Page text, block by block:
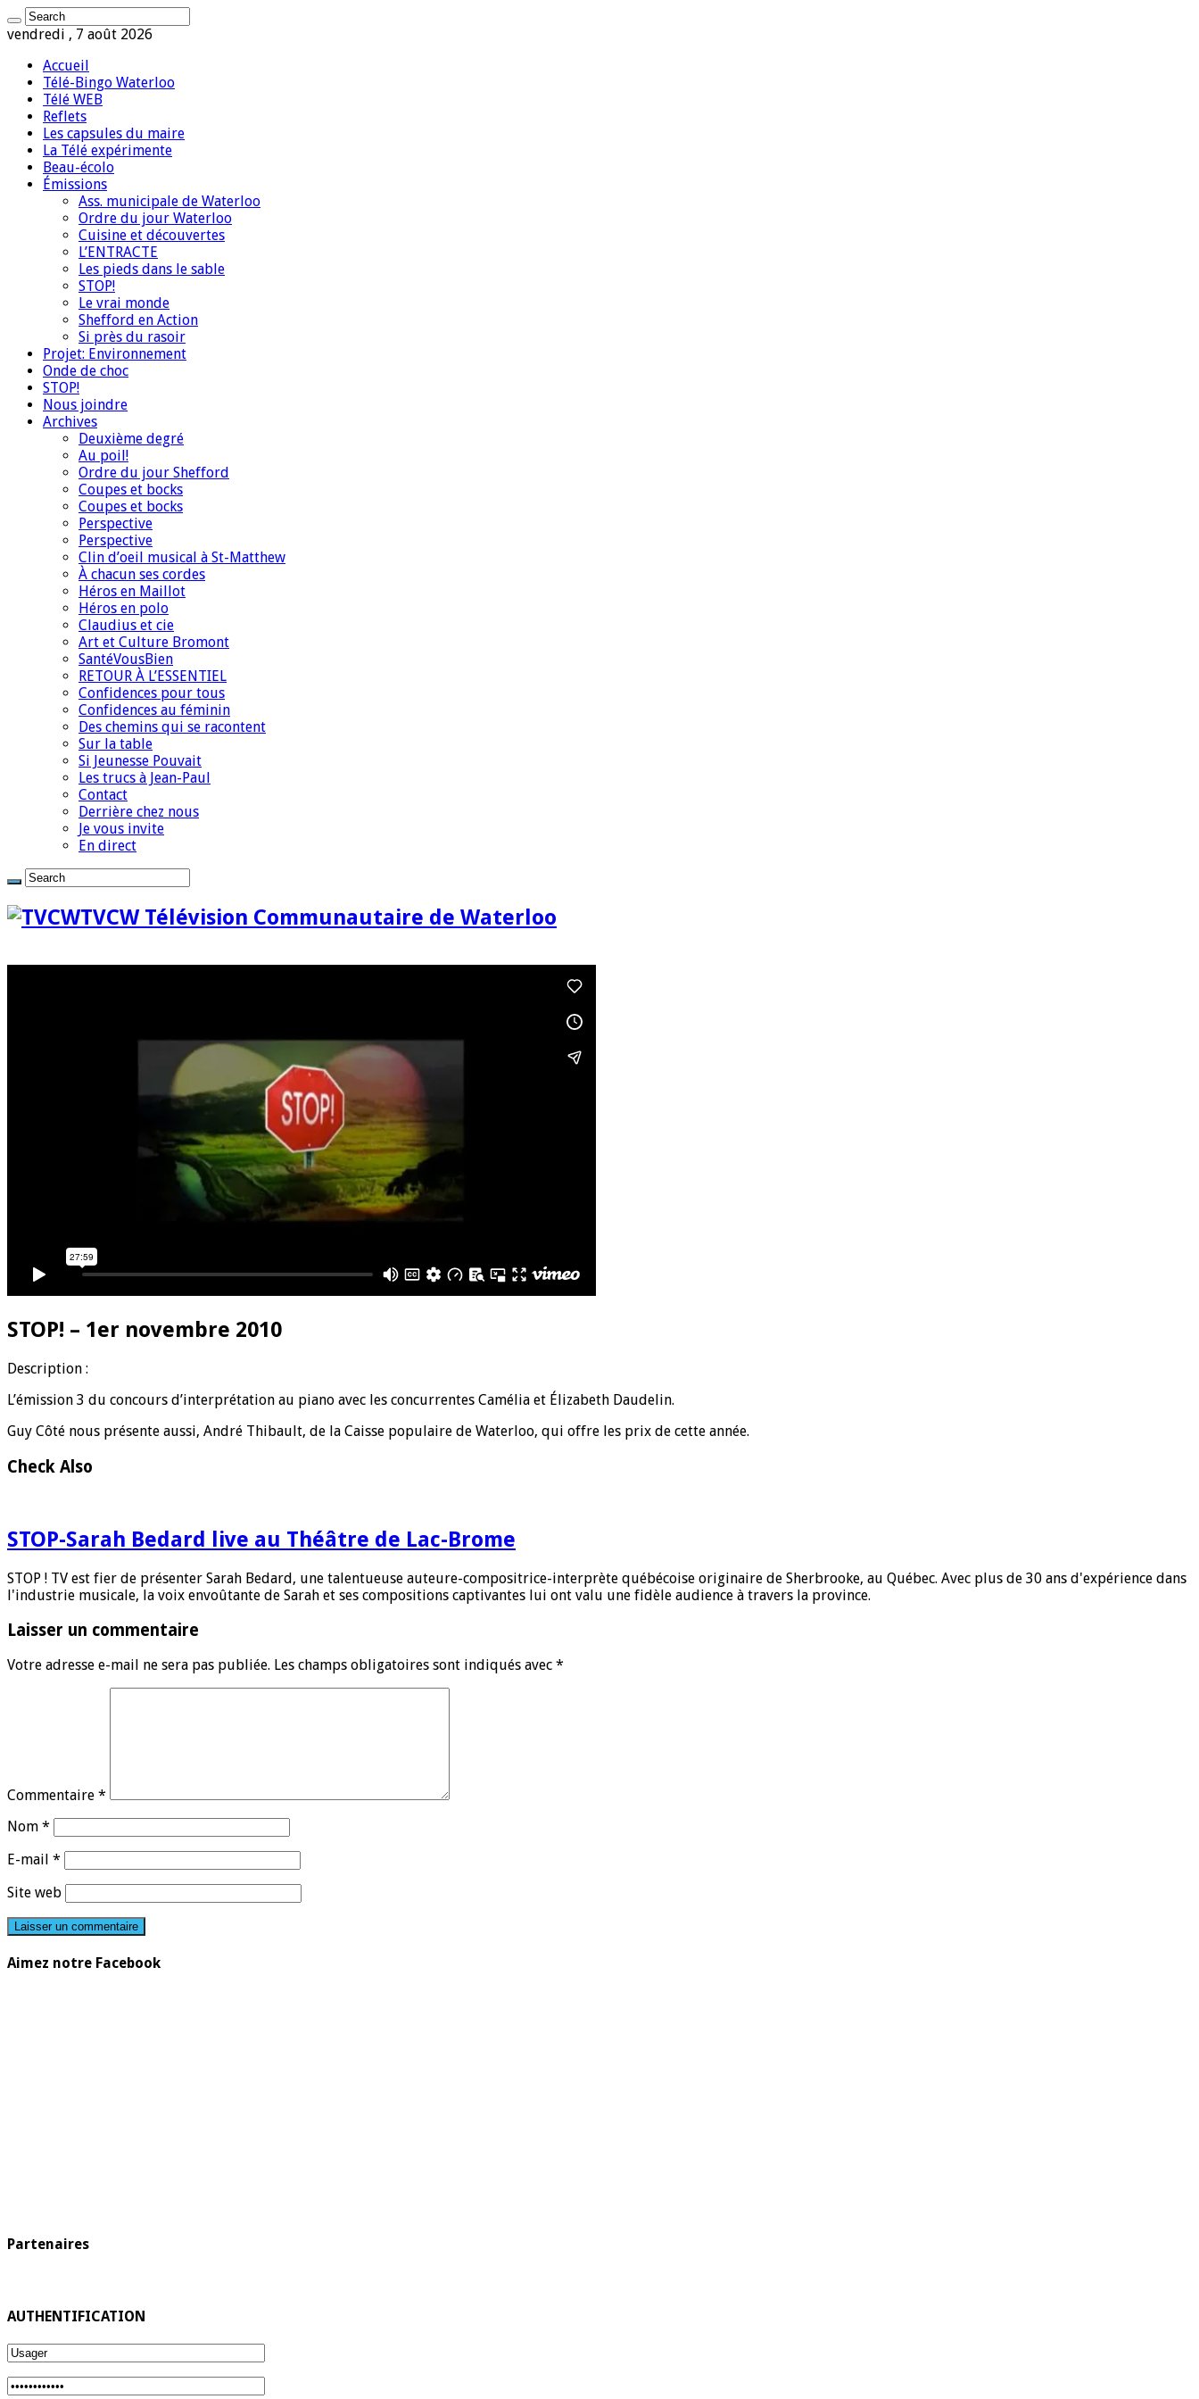
vendredi , 7 août 2026
Accueil
Télé-Bingo Waterloo
Télé WEB
Reflets
Les capsules du maire
La Télé expérimente
Beau-écolo
Émissions
Ass. municipale de Waterloo
Ordre du jour Waterloo
Cuisine et découvertes
L’ENTRACTE
Les pieds dans le sable
STOP!
Le vrai monde
Shefford en Action
Si près du rasoir
Projet: Environnement
Onde de choc
STOP!
Nous joindre
Archives
Deuxième degré
Au poil!
Ordre du jour Shefford
Coupes et bocks
Coupes et bocks
Perspective
Perspective
Clin d’oeil musical à St-Matthew
À chacun ses cordes
Héros en Maillot
Héros en polo
Claudius et cie
Art et Culture Bromont
SantéVousBien
RETOUR À L’ESSENTIEL
Confidences pour tous
Confidences au féminin
Des chemins qui se racontent
Sur la table
Si Jeunesse Pouvait
Les trucs à Jean-Paul
Contact
Derrière chez nous
Je vous invite
En direct
TVCW Télévision Communautaire de Waterloo
STOP! – 1er novembre 2010
Description :
L’émission 3 du concours d’interprétation au piano avec les concurrentes Camélia et Élizabeth Daudelin.
Guy Côté nous présente aussi, André Thibault, de la Caisse populaire de Waterloo, qui offre les prix de cette année.
Check Also
STOP-Sarah Bedard live au Théâtre de Lac-Brome
STOP ! TV est fier de présenter Sarah Bedard, une talentueuse auteure-compositrice-interprète québécoise originaire de Sherbrooke, au Québec. Avec plus de 30 ans d'expérience dans
l'industrie musicale, la voix envoûtante de Sarah et ses compositions captivantes lui ont valu une fidèle audience à travers la province.
Laisser un commentaire
Votre adresse e-mail ne sera pas publiée. Les champs obligatoires sont indiqués avec *
Commentaire *
Nom *
E-mail *
Site web
Aimez notre Facebook
Partenaires
AUTHENTIFICATION